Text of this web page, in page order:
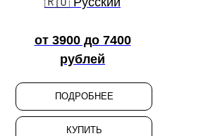
от 3900 до 7400
рублей
ПОДРОБНЕЕ
КУПИТЬ